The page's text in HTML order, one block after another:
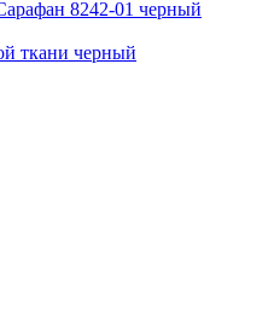
ткани черный